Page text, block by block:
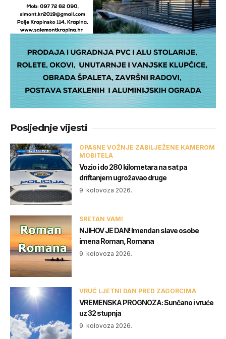
Posljednje vijesti
OPASNE VOŽNJE ZABILJEŽENE KAMEROM
MOBITELA
Vozio i do 280 kilometara na sat pa
driftanjem ugrožavao druge
9. kolovoza 2026.
SRETAN VAM!
NJIHOV JE DAN! Imendan slave osobe
imena Roman, Romana
9. kolovoza 2026.
VRUĆ LJETNI DAN PRED ZAGORCIMA
VREMENSKA PROGNOZA: Sunčano i vruće
uz 32 stupnja
9. kolovoza 2026.